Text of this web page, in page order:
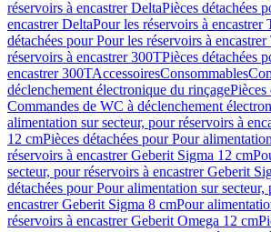
réservoirs à encastrer DeltaPièces détachées
encastrer DeltaPour les réservoirs à encastrer
détachées pour Pour les réservoirs à
réservoirs à encastrer 300TPièces détachées
encastrer 300TAccessoiresConsommables
déclenchement électronique du rinçagePièces
Commandes de WC à déclenchement
alimentation sur secteur, pour réservoirs à
12 cmPièces détachées pour Pour
réservoirs à encastrer Geberit Sigma 12 cm
secteur, pour réservoirs à encastrer Geberit
détachées pour Pour alimentation sur secteur,
encastrer Geberit Sigma 8 cmPour
réservoirs à encastrer Geberit Omega 12 cm